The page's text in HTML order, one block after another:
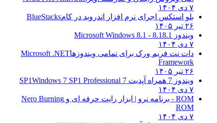
۷ دی ۱۴۰۴
بلو استکس اجرای نرم افزار اندروید در کامBlueStacks
۲۶ تیر ۱۴۰۵
ویندوز 8.1
8.1 - Microsoft Windows 8.1
۷ دی ۱۴۰۴
دات نت فریم ورک برای تمامی ویندوزهاMicrosoft .NET
Framework
۲۶ تیر ۱۴۰۵
ویندوز 7 همراه آپدیت 7 SP1
Windows 7 SP1 Professional
۷ دی ۱۴۰۴
ROM - برنامه نرو | ابزار رایت حرفه ای و
Nero Burning
ROM
۷ دی ۱۴۰۴